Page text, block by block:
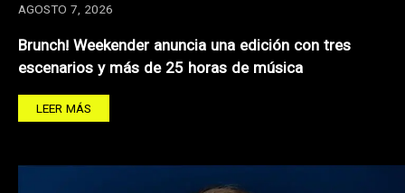
AGOSTO 7, 2026
Brunch! Weekender anuncia una edición con tres
escenarios y más de 25 horas de música
LEER MÁS